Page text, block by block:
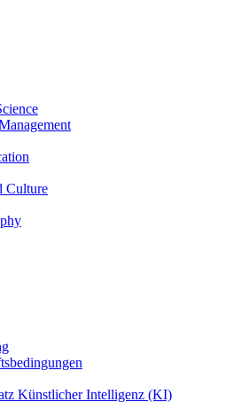
Culture
Künstlicher Intelligenz (KI)